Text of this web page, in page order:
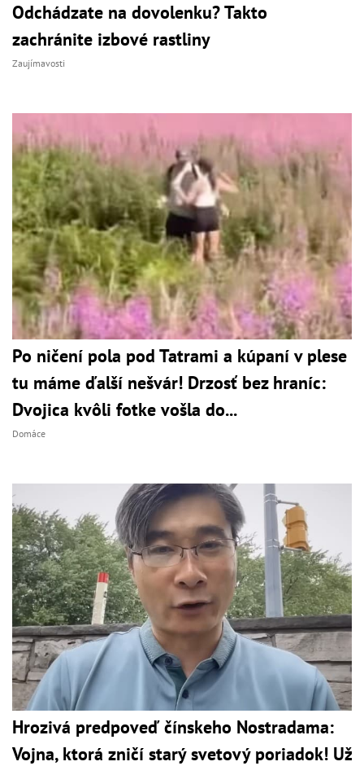
Odchádzate na dovolenku? Takto
zachránite izbové rastliny
Zaujímavosti
Po ničení pola pod Tatrami a kúpaní v plese
tu máme ďalší nešvár! Drzosť bez hraníc:
Dvojica kvôli fotke vošla do...
Domáce
Hrozivá predpoveď čínskeho Nostradama:
Vojna, ktorá zničí starý svetový poriadok! Už